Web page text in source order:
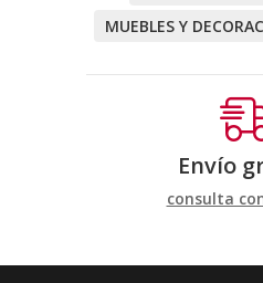
MUEBLES Y
Envío
consulta